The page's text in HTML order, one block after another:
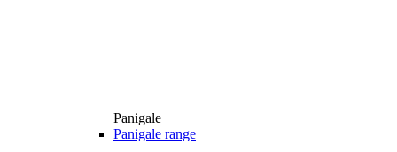
Panigale
Panigale range